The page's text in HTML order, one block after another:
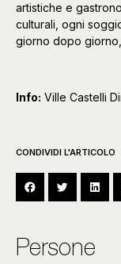
artistiche e
culturali, ogni
giorno dopo
Info: Ville Castelli
CONDIVIDI L'ARTICOLO
Persone